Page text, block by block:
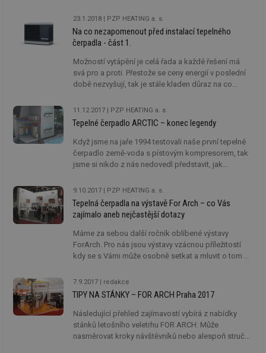
23.1.2018 PZP HEATING a. s.
Na co nezapomenout před instalací tepelného
čerpadla - část 1.
Možností vytápění je celá řada a každé řešení má
svá pro a proti. Přestože se ceny energií v poslední
době nezvyšují, tak je stále kladen důraz na co
úsporných řešení je tepelné čerpadlo.
11.12.2017 PZP HEATING a. s.
Tepelné čerpadlo ARCTIC – konec legendy
Když jsme na jaře 1994 testovali naše první tepelné
čerpadlo země-voda s pístovým kompresorem, tak
jsme si nikdo z nás nedovedl představit, jak
kompresorem SCROLL. Ing. Luděk Klazar zhodnotil
potenciál tohoto kompresoru a věci nabraly rychlý
spád. Na svět přišla první tepelná čerpadla vzduch-
voda s kompresorem SCROLL vyrobená v České
republice.
9.10.2017 PZP HEATING a. s.
Tepelná čerpadla na výstavě For Arch – co Vás
zajímalo aneb nejčastější dotazy
Máme za sebou další ročník oblíbené výstavy
ForArch. Pro nás jsou výstavy vzácnou příležitostí
kdy se s Vámi může osobně setkat a mluvit o tom co
tepelného čerpadla. Většina dotazů se dá
zodpovědět po telefonech a emailech, ale není nad
tepelné čerpadlo o které se zajímáte „in natura“.
7.9.2017 redakce
TIPY NA STÁNKY – FOR ARCH Praha 2017
Následující přehled zajímavostí vybírá z nabídky
stánků letošního veletrhu FOR ARCH. Může
nasměrovat kroky návštěvníků nebo alespoň stručně